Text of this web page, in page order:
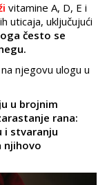
vitamine A, D, E i
uticaja, uključujući
često se
njegovu ulogu u
u brojnim
rana:
i stvaranju
njihovo